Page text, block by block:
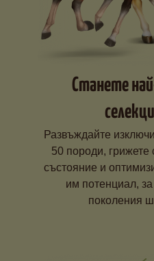
Станете
Развъждайте
50 породи, грижете
състояние и
им потенциал,
поколения